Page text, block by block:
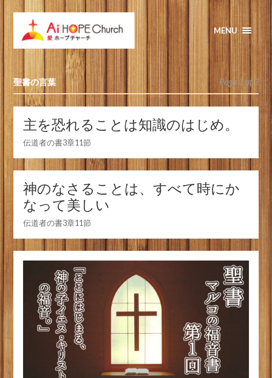
MENU
聖書の言葉 Page 1 of 3
主を恐れることは知識のはじめ。
伝道者の書3章11節
神のなさることは、すべて時にか
なって美しい
伝道者の書3章11節